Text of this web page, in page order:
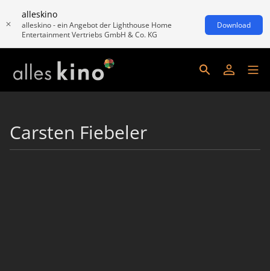
alleskino
alleskino - ein Angebot der Lighthouse Home
Entertainment Vertriebs GmbH & Co. KG
Download
Carsten Fiebeler